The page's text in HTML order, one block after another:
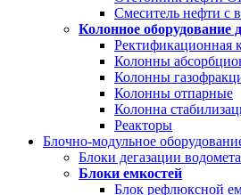
Смеситель нефти с
Колонное оборудование
Ректификационная
Колонны
Колонны
Колонны отпарные
Колонна
Реакторы
Блочно-модульное
Блоки дегазации
Блоки емкостей
Блок рефлюксной